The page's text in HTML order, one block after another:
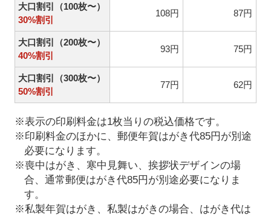
大口割引（100枚〜）
30%割引
108円 87円
大口割引（200枚〜）
40%割引
93円 75円
大口割引（300枚〜）
50%割引
77円 62円
※表示の印刷料金は1枚当りの税込価格です。
※印刷料金のほかに、郵便年賀はがき代85円が別途
必要になります。
※喪中はがき、寒中見舞い、挨拶状デザインの場
合、通常郵便はがき代85円が別途必要になりま
す。
※私製年賀はがき、私製はがきの場合、はがき代は